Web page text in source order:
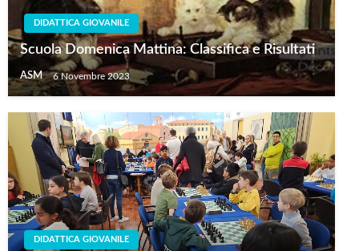
DIDATTICA GIOVANILE
Scuola Domenica Mattina: Classifica e Risultati
ASM 6 Novembre 2023
DIDATTICA GIOVANILE